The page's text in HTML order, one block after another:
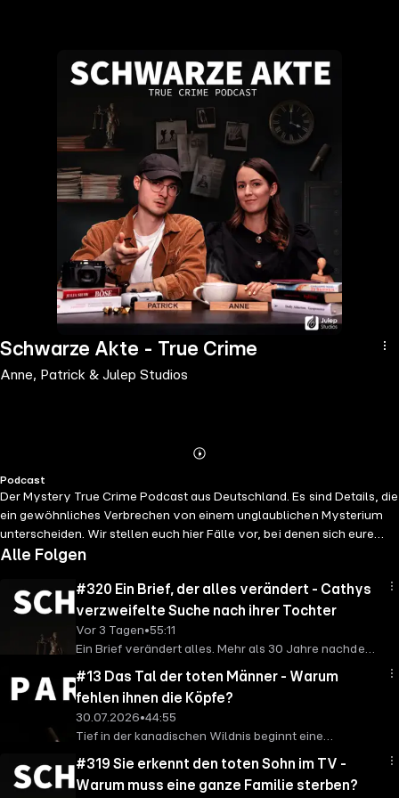
Schwarze Akte - True Crime
Anne, Patrick & Julep Studios
Mehr
Podcast
Der Mystery True Crime Podcast aus Deutschland. Es sind Details, die
ein gewöhnliches Verbrechen von einem unglaublichen Mysterium
unterscheiden. Wir stellen euch hier Fälle vor, bei denen sich eure
Nackenhaare sträuben und von denen ihr bis jetzt steif und fest
Dienstag veröffentlichen wir eine neue Folge mit außergewöhnlichen
Kriminalfällen und überlegen, ob auch an der merkwürdigsten
Spekulation doch ein Fünkchen Wahrheit zu erkennen ist. Schreibt
uns gern eure Theorien und weitere spannende Fälle an
Alle Folgen
#320 Ein Brief, der alles verändert - Cathys
verzweifelte Suche nach ihrer Tochter
Vor 3 Tagen•55:11
Ein Brief verändert alles. Mehr als 30 Jahre nachdem
Cathy ihre Tochter zur Adoption freigeben musste,
vermisst wird. Aus Alexis wurde Aundria - und
plötzlich beginnt eine verzweifelte Suche nach der
Wahrheit. Gemeinsam mit einem Hobby-Ermittler
deckt Cathy immer mehr Ungereimtheiten auf. Ist
Aundria von zu Hause weggelaufen? Und was ist mit
#13 Das Tal der toten Männer - Warum
fehlen ihnen die Köpfe?
30.07.2026•44:55
Tief in der kanadischen Wildnis beginnt eine
Geschichte, die bis heute niemand vollständig
seit Generationen Forscher, Abenteurer und True-
#319 Sie erkennt den toten Sohn im TV -
Warum muss eine ganze Familie sterben?